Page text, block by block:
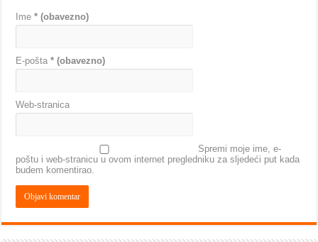
Ime* (obavezno)
E-pošta* (obavezno)
Web-stranica
Spremi moje ime, e-
poštu i web-stranicu u ovom internet pregledniku za sljedeći put kada
budem komentirao.